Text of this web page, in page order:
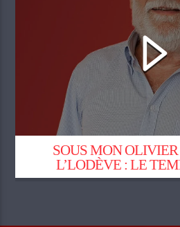
SOUS MON
L’LODÈVE : LE